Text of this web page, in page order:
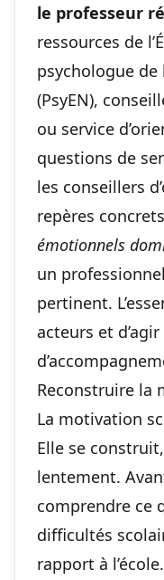
le professeur
ressources de
psychologue de
(PsyEN),
ou service
questions de
les conseillers
repères
émotionnels
un
pertinent.
acteurs et
Reconstruire la
La motivation
Elle se
lentement.
comprendre ce
difficultés
rapport à